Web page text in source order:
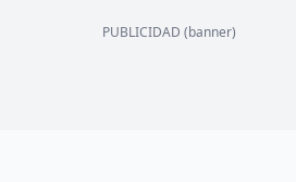
PUBLICIDAD (banner)